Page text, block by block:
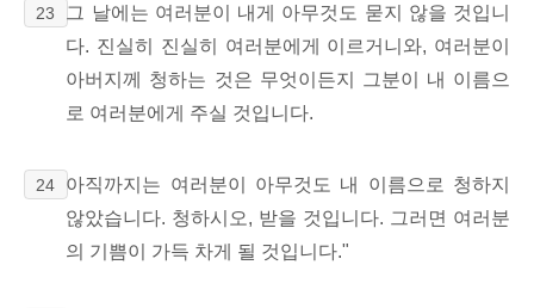
23
그 날에는 여러분이 내게 아무것도 묻지 않을 것입니
다. 진실히 진실히 여러분에게 이르거니와, 여러분이
아버지께 청하는 것은 무엇이든지 그분이 내 이름으
로 여러분에게 주실 것입니다.
24
아직까지는 여러분이 아무것도 내 이름으로 청하지
않았습니다. 청하시오, 받을 것입니다. 그러면 여러분
의 기쁨이 가득 차게 될 것입니다."